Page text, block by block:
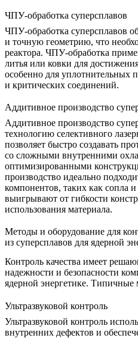
ЧПУ-обработка суперсплавов
ЧПУ-обработка суперсплавов
и точную геометрию, что
реактора. ЧПУ-обработка
литья или ковки для
особенно для уплотнительных
и критических соединений.
Аддитивное производство
Аддитивное производство
технологию селективного
позволяет быстро создавать
со сложными внутренними
оптимизированными
производство идеально
компонентов, таких как сопла
выигрывают от гибкости
использования материала.
Методы и оборудование для
из суперсплавов для ядерной
Контроль качества имеет
надежности и безопасности
ядерной энергетике.
Ультразвуковой контроль
Ультразвуковой контроль
внутренних дефектов и